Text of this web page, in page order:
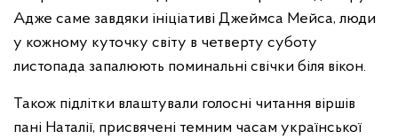
Адже саме завдяки ініціативі Джеймса Мейса, люди
у кожному куточку світу в четверту суботу
листопада запалюють поминальні свічки біля вікон.
Також підлітки влаштували голосні читання віршів
пані Наталії, присвячені темним часам української